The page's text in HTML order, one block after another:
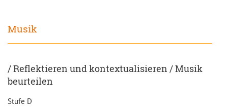
Musik
/ Reflektieren und kontextualisieren / Musik
beurteilen
Stufe D